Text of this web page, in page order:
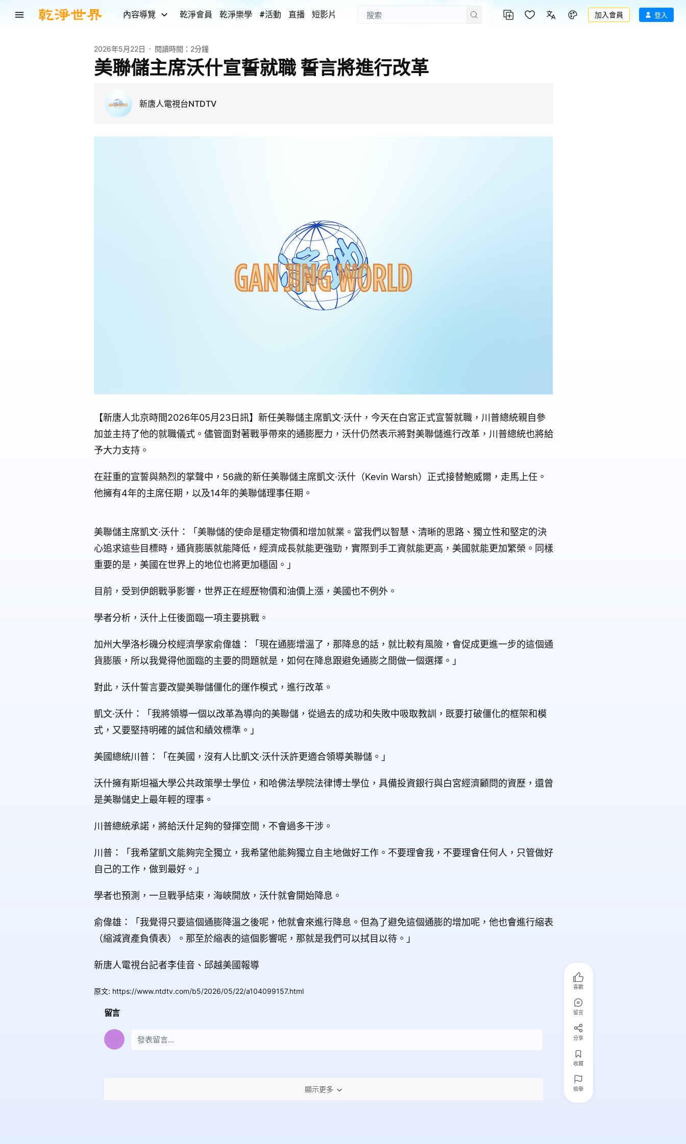
內容導覽 乾淨會員 乾淨樂學 #活動 直播 短影片 加入會員 登入
2026年5月22日 閱讀時間： 2分鐘
美聯儲主席沃什宣誓就職 誓言將進行改革
新唐人電視台NTDTV
【新唐人北京時間2026年05月23日訊】新任美聯儲主席凱文·沃什，今天在白宮正式宣誓就職，川普總統親自參
加並主持了他的就職儀式。儘管面對著戰爭帶來的通膨壓力，沃什仍然表示將對美聯儲進行改革，川普總統也將給
予大力支持。
在莊重的宣誓與熱烈的掌聲中，56歲的新任美聯儲主席凱文·沃什（Kevin Warsh）正式接替鮑威爾，走馬上任。
他擁有4年的主席任期，以及14年的美聯儲理事任期。
美聯儲主席凱文·沃什：「美聯儲的使命是穩定物價和增加就業。當我們以智慧、清晰的思路、獨立性和堅定的決
心追求這些目標時，通貨膨脹就能降低，經濟成長就能更強勁，實際到手工資就能更高，美國就能更加繁榮。同樣
重要的是，美國在世界上的地位也將更加穩固。」
目前，受到伊朗戰爭影響，世界正在經歷物價和油價上漲，美國也不例外。
學者分析，沃什上任後面臨一項主要挑戰。
加州大學洛杉磯分校經濟學家俞偉雄：「現在通膨增溫了，那降息的話，就比較有風險，會促成更進一步的這個通
貨膨脹，所以我覺得他面臨的主要的問題就是，如何在降息跟避免通膨之間做一個選擇。」
對此，沃什誓言要改變美聯儲僵化的運作模式，進行改革。
凱文·沃什：「我將領導一個以改革為導向的美聯儲，從過去的成功和失敗中吸取教訓，既要打破僵化的框架和模
式，又要堅持明確的誠信和績效標準。」
美國總統川普：「在美國，沒有人比凱文·沃什沃許更適合領導美聯儲。」
沃什擁有斯坦福大學公共政策學士學位，和哈佛法學院法律博士學位，具備投資銀行與白宮經濟顧問的資歷，還曾
是美聯儲史上最年輕的理事。
川普總統承諾，將給沃什足夠的發揮空間，不會過多干涉。
川普：「我希望凱文能夠完全獨立，我希望他能夠獨立自主地做好工作。不要理會我，不要理會任何人，只管做好
自己的工作，做到最好。」
學者也預測，一旦戰爭結束，海峽開放，沃什就會開始降息。
俞偉雄：「我覺得只要這個通膨降溫之後呢，他就會來進行降息。但為了避免這個通膨的增加呢，他也會進行縮表
（縮減資產負債表）。那至於縮表的這個影響呢，那就是我們可以拭目以待。」
新唐人電視台記者李佳音、邱越美國報導
原文: https://www.ntdtv.com/b5/2026/05/22/a104099157.html
留言
顯示更多
喜歡
留言
分享
收藏
檢舉